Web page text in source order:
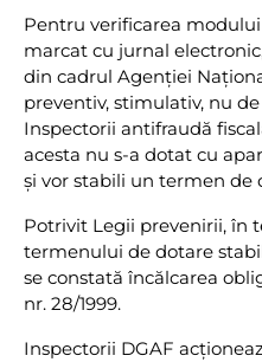
Pentru verificarea
marcat cu jurnal
din cadrul Agenției
preventiv, stimulativ, nu
Inspectorii antifraudă
acesta nu s-a dotat cu
și vor stabili un termen de
Potrivit Legii prevenirii, în
termenului de dotare
se constată încălcarea
nr. 28/1999.
Inspectorii DGAF